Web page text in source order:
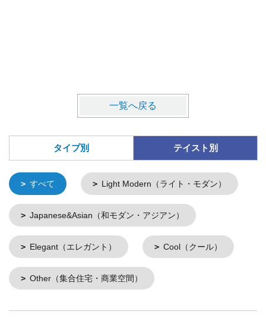
一覧へ戻る
タイプ別 テイスト別
すべて Light Modern（ライト・モダン）
Japanese&Asian（和モダン・アジアン）
Elegant（エレガント） Cool（クール）
Other（集合住宅・商業空間）